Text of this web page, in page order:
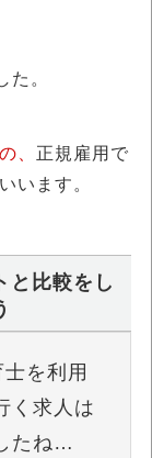
た。
、 正規雇用で
います。
と比較をし
を利用
く求人は
たね…